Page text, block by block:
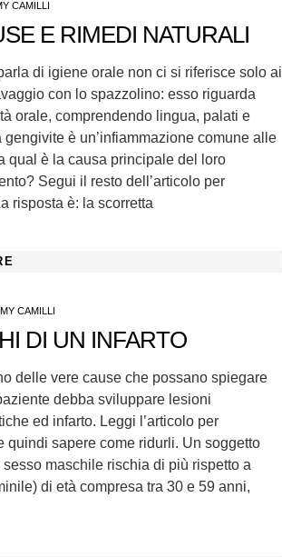
CAMILLI
E RIMEDI NATURALI
di igiene orale non ci si riferisce solo ai
con lo spazzolino: esso riguarda
orale, comprendendo lingua, palati e
gengivite è un’infiammazione comune alle
qual è la causa principale del loro
Segui il resto dell’articolo per
risposta è: la scorretta
CAMILLI
DI UN INFARTO
delle vere cause che possano spiegare
debba sviluppare lesioni
ed infarto. Leggi l’articolo per
quindi sapere come ridurli. Un soggetto
maschile rischia di più rispetto a
di età compresa tra 30 e 59 anni,